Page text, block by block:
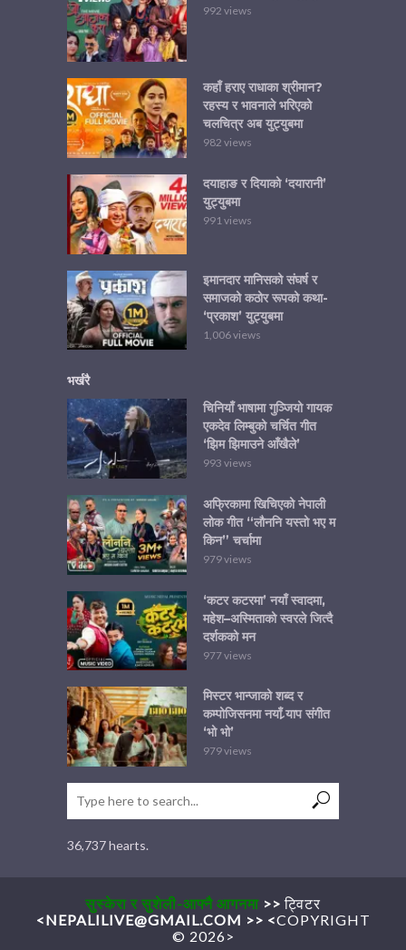
992 views
कहाँ हराए राधाका श्रीमान?
रहस्य र भावनाले भरिएको
चलचित्र अब युट्युबमा
982 views
दयाहाङ र दियाको ‘दयारानी’
युट्युबमा
991 views
इमानदार मानिसको संघर्ष र
समाजको कठोर रूपको कथा-
‘प्रकाश’ युट्युबमा
1,006 views
भर्खरै
चिनियाँ भाषामा गुञ्जियो गायक
एकदेव लिम्बुको चर्चित गीत
‘झिम झिमाउने आँखैले’
993 views
अफ्रिकामा खिचिएको नेपाली
लोक गीत “लौननि यस्तो भए म
किन” चर्चामा
979 views
‘कटर कटरमा’ नयाँ स्वादमा,
महेश–अस्मिताको स्वरले जित्दै
दर्शकको मन
977 views
मिस्टर भान्जाको शब्द र
कम्पोजिसनमा नयाँ र्‍याप संगीत
‘भो भो’
979 views
36,737 hearts.
सुस्केरा र सुशेली-आफ्नै आगनमा >> ट्विटर
<NEPALILIVE@GMAIL.COM >> <COPYRIGHT
© 2026>